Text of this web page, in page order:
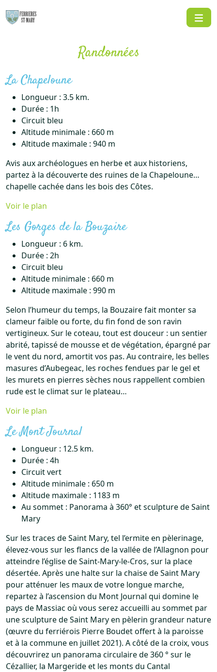
au
Randonnées
La Chapeloune
Longueur : 3.5 km.
Durée : 1h
Circuit bleu
Altitude minimale : 660 m
Altitude maximale : 940 m
Avis aux archéologues en herbe et aux historiens,
partez à la découverte des ruines de la Chapeloune…
chapelle cachée dans les bois des Côtes.
Voir le plan
Les Gorges de la Bouzaire
Longueur : 6 km.
Durée : 2h
Circuit bleu
Altitude minimale : 660 m
Altitude maximale : 990 m
Selon l’humeur du temps, la Bouzaire fait monter sa
clameur faible ou forte, du fin fond de son ravin
vertigineux. Sur le coteau, tout est douceur : un sentier
abrité, tapissé de mousse et de végétation, épargné par
le vent du nord, amortit vos pas. Au contraire, les belles
masures d’Aubegeac, les roches fendues par le gel et
les murets en pierres sèches nous rappellent combien
rude est le climat sur le plateau…
Voir le plan
Le Mont Journal
Longueur : 12.5 km.
Durée : 4h
Circuit vert
Altitude minimale : 650 m
Altitude maximale : 1183 m
Au sommet : Panorama à 360° et sculpture de Saint
Mary
Sur les traces de Saint Mary, tel l’ermite en pèlerinage,
élevez-vous sur les flancs de la vallée de l’Allagnon pour
atteindre l’église de Saint-Mary-le-Cros, sur la place
désertée. Après une halte sur la chaise de Saint Mary
pour atténuer les maux de votre longue marche,
repartez à l’ascension du Mont Journal qui domine le
pays de Massiac où vous serez accueilli au sommet par
une sculpture de Saint Mary en pèlerin grandeur nature
(œuvre du ferriérois Pierre Boudet offert à la paroisse
et à la commune en juillet 2021). A côté de la croix, vous
découvrirez un panorama circulaire de 360 ° sur le
Cézallier, la Margeride et les monts du Cantal